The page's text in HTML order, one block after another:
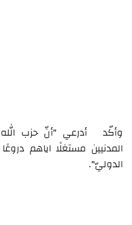
وأكّد أدرعي "أنّ حزب
المدنيين مستغلًا اياهم
الدوليّ".